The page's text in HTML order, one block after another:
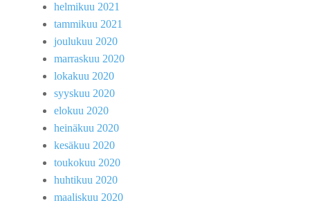
helmikuu 2021
tammikuu 2021
joulukuu 2020
marraskuu 2020
lokakuu 2020
syyskuu 2020
elokuu 2020
heinäkuu 2020
kesäkuu 2020
toukokuu 2020
huhtikuu 2020
maaliskuu 2020